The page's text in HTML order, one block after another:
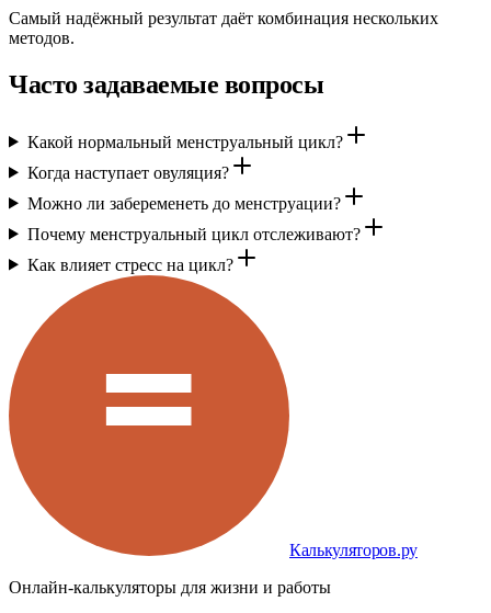
Самый надёжный результат даёт комбинация нескольких
методов.
Часто задаваемые вопросы
Какой нормальный менструальный цикл?
Когда наступает овуляция?
Можно ли забеременеть до менструации?
Почему менструальный цикл отслеживают?
Как влияет стресс на цикл?
Калькуляторов.ру
Онлайн-калькуляторы для жизни и работы